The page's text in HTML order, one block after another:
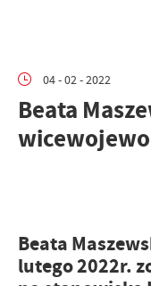
04 - 02 - 2022
Beata
Beata
lutego 2022r.